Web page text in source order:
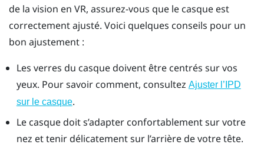
de la vision en VR, assurez-vous que le casque est
correctement ajusté. Voici quelques conseils pour un
bon ajustement :
Les verres du casque doivent être centrés sur vos
yeux. Pour savoir comment, consultez Ajuster l’IPD
sur le casque.
Le casque doit s’adapter confortablement sur votre
nez et tenir délicatement sur l’arrière de votre tête.